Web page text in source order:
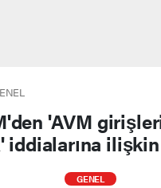
'AVM
iddialarına ilişkin
GENEL